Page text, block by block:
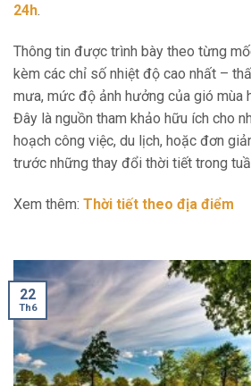
24h.
Thông tin được trình bày theo từng
kèm các chỉ số nhiệt độ cao nhất –
mưa, mức độ ảnh hưởng của gió mùa
Đây là nguồn tham khảo hữu ích cho
hoạch công việc, du lịch, hoặc đơn
trước những thay đổi thời tiết trong
Xem thêm: Thời tiết theo địa điểm
22
Th6